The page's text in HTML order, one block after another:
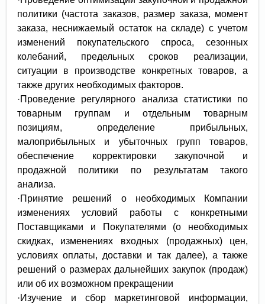
политики (частота заказов, размер заказа, момент
заказа, неснижаемый остаток на складе) с учетом
изменений покупательского спроса, сезонных
колебаний, предельных сроков реализации,
ситуации в производстве конкретных товаров, а
также других необходимых факторов.
·Проведение регулярного анализа статистики по
товарным группам и отдельным товарным
позициям, определение прибыльных,
малоприбыльных и убыточных групп товаров,
обеспечение корректировки закупочной и
продажной политики по результатам такого
анализа.
·Принятие решений о необходимых Компании
изменениях условий работы с конкретными
Поставщиками и Покупателями (о необходимых
скидках, изменениях входных (продажных) цен,
условиях оплаты, доставки и так далее), а также
решений о размерах дальнейших закупок (продаж)
или об их возможном прекращении
·Изучение и сбор маркетинговой информации,